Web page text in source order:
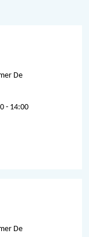
De
- 14:00
De